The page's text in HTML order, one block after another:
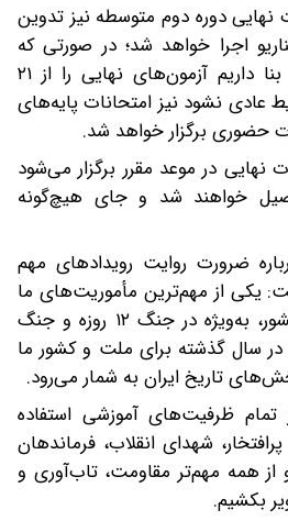
نهایی دوره دوم متوسطه نیز تدوین
اجرا خواهد شد؛ در صورتی که
شرایط کشور عادی شود، بنا داریم آزمون‌های نهایی را از ۲۱
عادی نشود نیز امتحانات پایه‌های
حضوری برگزار خواهد شد.
نهایی در موعد مقرر برگزار می‌شود
خواهند شد و جای هیچ‌گونه
ضرورت روایت رویدادهای مهم
یکی از مهم‌ترین مأموریت‌های ما
انعکاس تاریخ پرافتخار کشور، به‌ویژه در جنگ ۱۲ روزه و جنگ
سال گذشته برای ملت و کشور ما
تاریخ ایران به شمار می‌رود.
ظرفیت‌های آموزشی استفاده
شهدای انقلاب، فرماندهان
از همه مهم‌تر مقاومت، تاب‌آوری و
بکشیم.